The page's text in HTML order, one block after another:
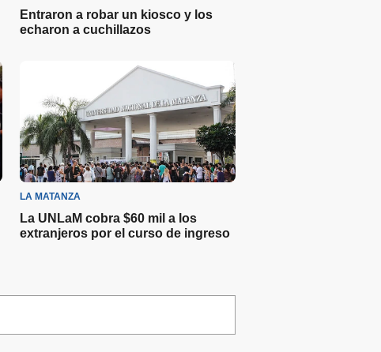
Entraron a robar un kiosco y los
echaron a cuchillazos
LA MATANZA
La UNLaM cobra $60 mil a los
extranjeros por el curso de ingreso